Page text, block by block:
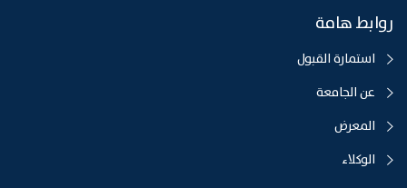
روابط هامة
استمارة القبول
عن الجامعة
المعرض
الوكلاء